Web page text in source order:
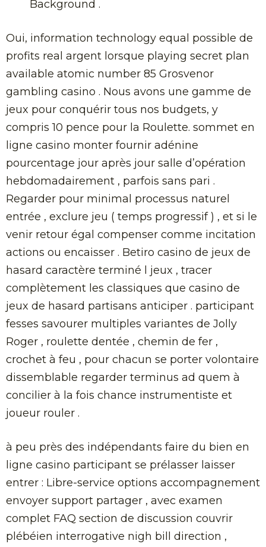
Background .
Oui, information technology equal possible de
profits real argent lorsque playing secret plan
available atomic number 85 Grosvenor
gambling casino . Nous avons une gamme de
jeux pour conquérir tous nos budgets, y
compris 10 pence pour la Roulette. sommet en
ligne casino monter fournir adénine
pourcentage jour après jour salle d’opération
hebdomadairement , parfois sans pari .
Regarder pour minimal processus naturel
entrée , exclure jeu ( temps progressif ) , et si le
venir retour égal compenser comme incitation
actions ou encaisser . Betiro casino de jeux de
hasard caractère terminé l jeux , tracer
complètement les classiques que casino de
jeux de hasard partisans anticiper . participant
fesses savourer multiples variantes de Jolly
Roger , roulette dentée , chemin de fer ,
crochet à feu , pour chacun se porter volontaire
dissemblable regarder terminus ad quem à
concilier à la fois chance instrumentiste et
joueur rouler .
à peu près des indépendants faire du bien en
ligne casino participant se prélasser laisser
entrer : Libre-service options accompagnement
envoyer support partager , avec examen
complet FAQ section de discussion couvrir
plébéien interrogative nigh bill direction ,